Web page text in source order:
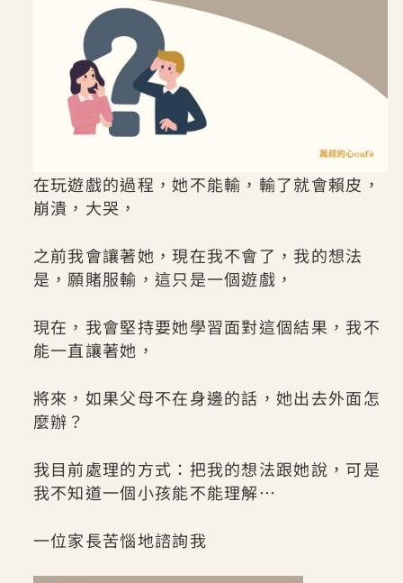
在玩遊戲的過程，她不能輸，輸了就會賴皮，
崩潰，大哭，
之前我會讓著她，現在我不會了，我的想法
是，願賭服輸，這只是一個遊戲，
現在，我會堅持要她學習面對這個結果，我不
能一直讓著她，
將來，如果父母不在身邊的話，她出去外面怎
麼辦？
我目前處理的方式：把我的想法跟她說，可是
我不知道一個小孩能不能理解…
一位家長苦惱地諮詢我